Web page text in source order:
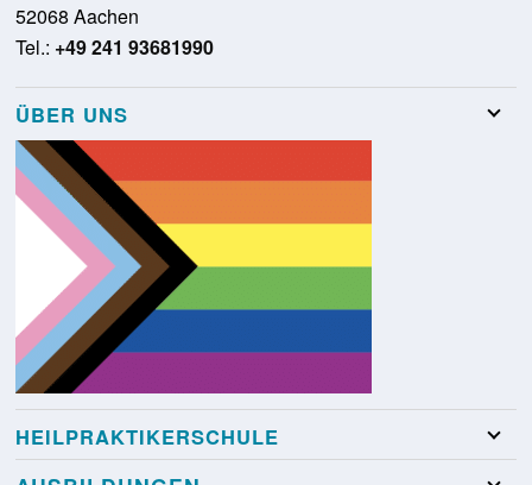
52068 Aachen
Tel.: +49 241 93681990
ÜBER UNS
Team
Stellenangebote
Presse
Schulungsraumvermietung
Glossar
Kontakt
HEILPRAKTIKERSCHULE
Heilpraktikerschule Köln